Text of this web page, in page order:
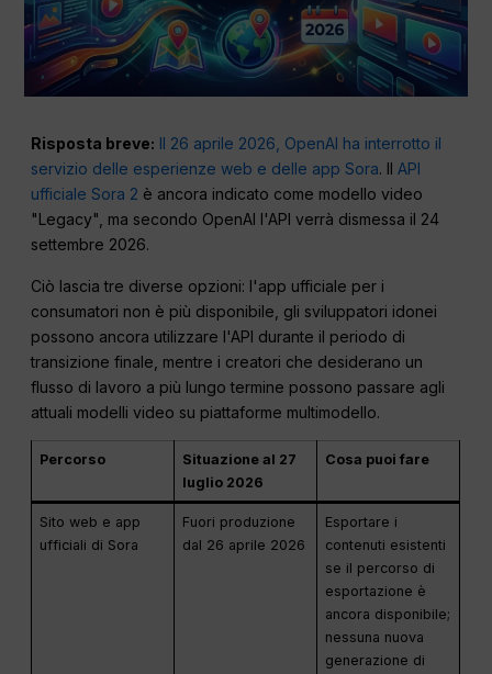
Risposta breve: Il 26 aprile 2026, OpenAI ha interrotto il
servizio delle esperienze web e delle app Sora. IlAPI
ufficiale Sora 2 è ancora indicato come modello video
"Legacy", ma secondo OpenAI l'API verrà dismessa il 24
settembre 2026.
Ciò lascia tre diverse opzioni: l'app ufficiale per i
consumatori non è più disponibile, gli sviluppatori idonei
possono ancora utilizzare l'API durante il periodo di
transizione finale, mentre i creatori che desiderano un
flusso di lavoro a più lungo termine possono passare agli
attuali modelli video su piattaforme multimodello.
Percorso
Situazione al 27
luglio 2026
Cosa puoi fare
Sito web e app
ufficiali di Sora
Fuori produzione
dal 26 aprile 2026
Esportare i
contenuti esistenti
se il percorso di
esportazione è
ancora disponibile;
nessuna nuova
generazione di